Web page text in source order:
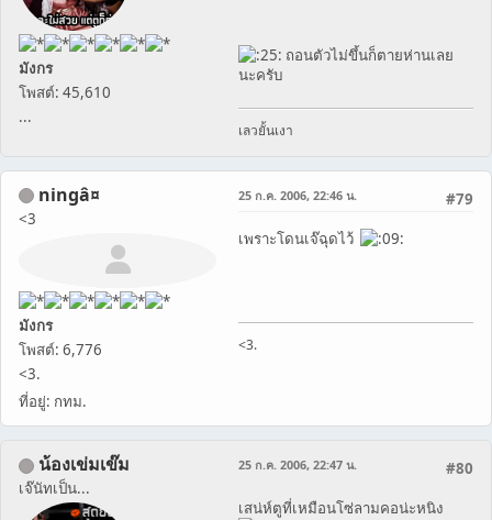
มังกร
โพสต์: 45,610
...
ถอนตัวไม่ขึ้นก็ตายห่านเลย
นะครับ
เลวยั้นเงา
ningâ¤
<3
มังกร
โพสต์: 6,776
<3.
ที่อยู่: กทม.
#79
25 ก.ค. 2006, 22:46 น.
เพราะโดนเจ๊ฉุดไว้
<3.
น้องเข่มเข๊ม
เจ๊นัทเป็น...
#80
25 ก.ค. 2006, 22:47 น.
เสน่ห์ตูที่เหมือนโซ่ลามคอน่ะหนิง